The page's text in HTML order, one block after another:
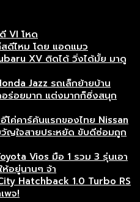
VI โหด
ดีไหม โดย แอดแมว
XV ติดได้ วิ่งได้มั้ย มาดู
Jazz รถเล็กย้ายบ้าน
ร่อยมาก แต่งมากก็ซิ่งสนุก
ค่คาร์คันแรกของไทย Nissan
วัญใจสายประหยัด ขับดีซ่อมถูก
Vios มือ 1 รวม 3 รุ่นเอา
ห้อยู่นานๆ จ้า
Hatchback 1.0 Turbo RS
พจ!